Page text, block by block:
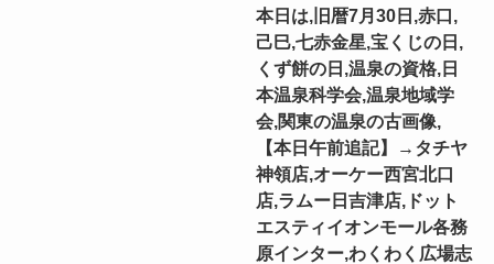
本日は,旧暦7月30日,赤口,
己巳,七赤金星,宝くじの日,
くず餅の日,温泉の資格,日
本温泉科学会,温泉地域学
会,関東の温泉の古画像,
【本日午前追記】→タチヤ
神領店,オーケー西宮北口
店,ラムー日吉津店,ドット
エスティイオンモール各務
原インター,わくわく広場志